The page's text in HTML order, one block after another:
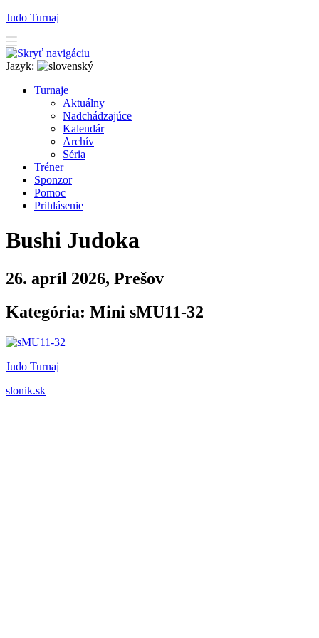
Judo Turnaj
Jazyk:
Turnaje
Aktuálny
Nadchádzajúce
Kalendár
Archív
Séria
Tréner
Sponzor
Pomoc
Prihlásenie
Bushi Judoka
26. apríl 2026, Prešov
Kategória: Mini sMU11-32
Judo Turnaj
slonik.sk